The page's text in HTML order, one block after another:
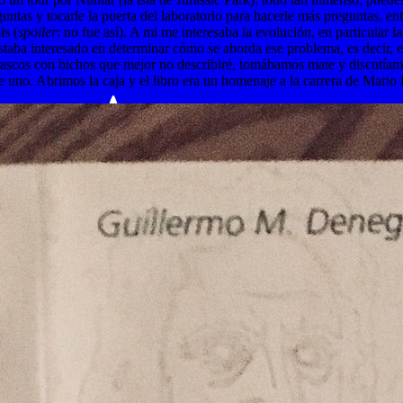
y tocarle la puerta del laboratorio para hacerle más preguntas,
(spoiler: no fue así). A mi me interesaba la evolución, en particular
interesado en determinar cómo se aborda ese problema, es
con bichos que mejor no describiré, tomábamos mate y
Abrimos la caja y el libro era un homenaje a la carrera de Mario